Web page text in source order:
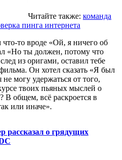
Читайте также: команда
пинга интернета
то вроде «Ой, я ничего об
«Но ты должен, потому что
из оригами, оставил тебе
Он хотел сказать «Я был
могу удержаться от того,
твоих пьяных мыслей о
В общем, всё раскроется в
или иначе».
рассказал о грядущих